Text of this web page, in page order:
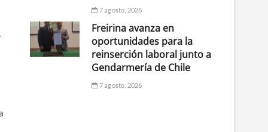
7 agosto, 2026
Freirina avanza en
oportunidades para la
reinserción laboral junto a
Gendarmería de Chile
7 agosto, 2026